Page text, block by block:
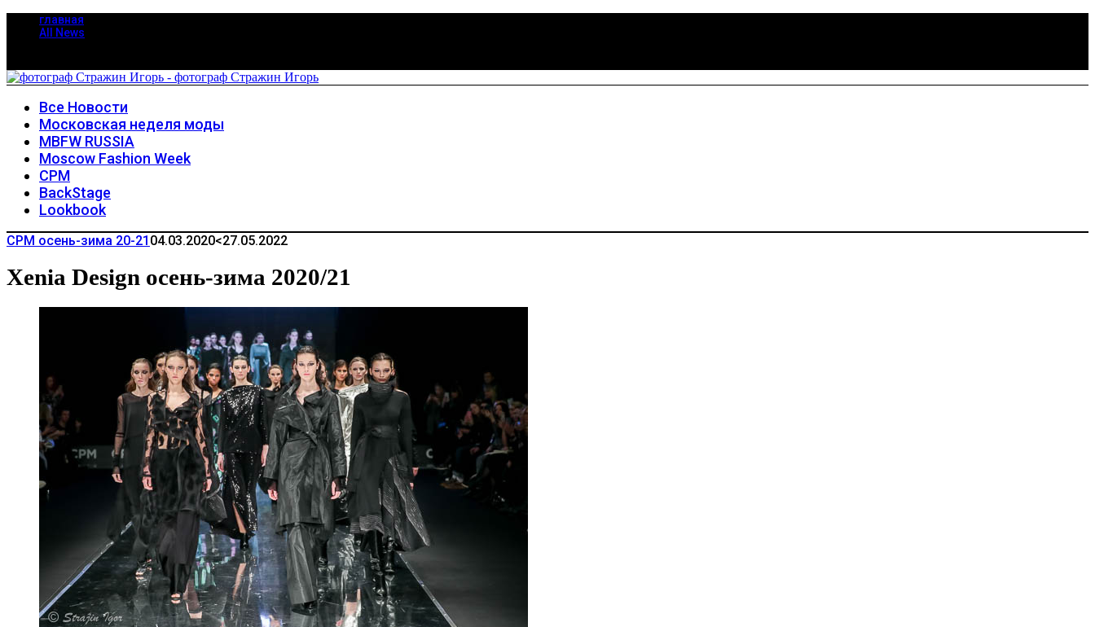
главная
All News
Все Новости
Московская неделя моды
MBFW RUSSIA
Moscow Fashion Week
CPM
BackStage
Lookbook
CPM осень-зима 20-21 04.03.2020<27.05.2022
Xenia Design осень-зима 2020/21